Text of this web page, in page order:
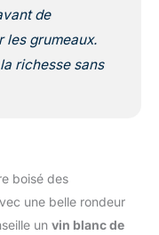
de
les grumeaux.
richesse sans
boisé des
une belle rondeur
un vin blanc de